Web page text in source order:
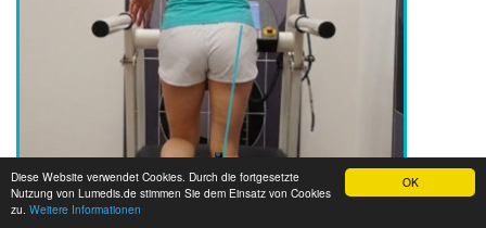
OK
Diese Website verwendet Cookies. Durch die fortgesetzte
Nutzung von Lumedis.de stimmen Sie dem Einsatz von Cookies
zu. Weitere Informationen